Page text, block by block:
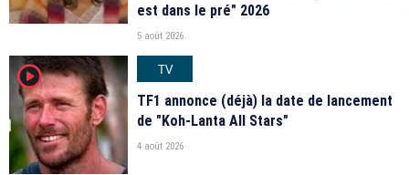
est dans le pré" 2026
5 août 2026
player2
TV
TF1 annonce (déjà) la date de lancement
de "Koh-Lanta All Stars"
4 août 2026